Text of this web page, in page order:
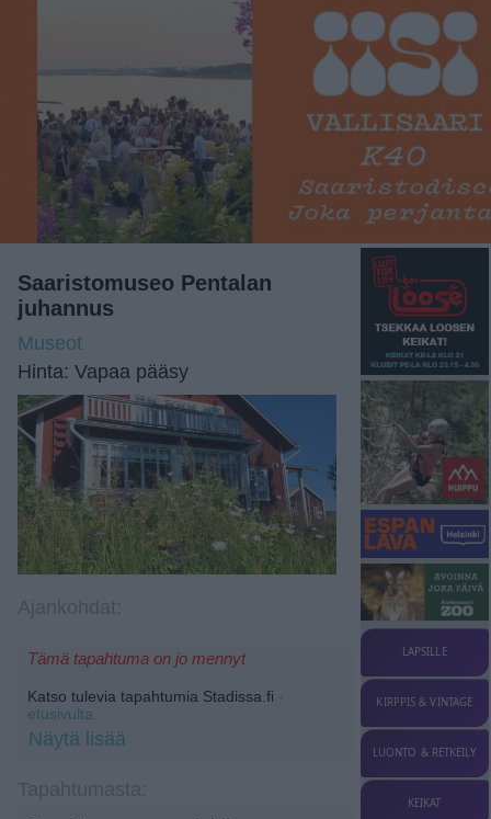
Saaristomuseo Pentalan
juhannus
Museot
Hinta: Vapaa pääsy
Tämä tapahtuma on jo mennyt
Katso tulevia tapahtumia Stadissa.fi -
etusivulta.
Näytä lisää
LAPSILLE
KIRPPIS & VINTAGE
LUONTO & RETKEILY
KEIKAT